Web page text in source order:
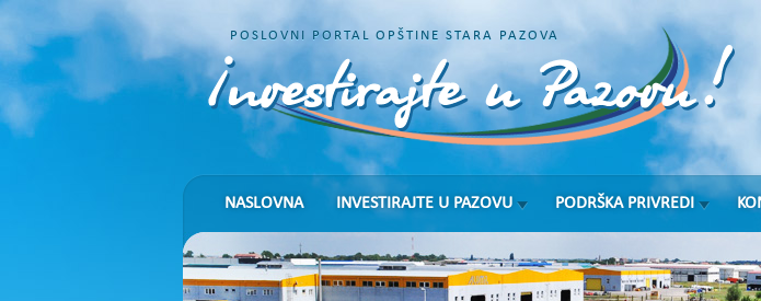
POSLOVNI PORTAL OPŠTINE STARA PAZOVA
NASLOVNA INVESTIRAJTE U PAZOVU PODRŠKA PRIVREDI